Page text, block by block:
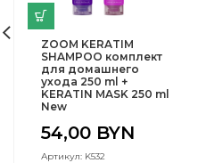
ZOOM KERATIM
SHAMPOO комплект
для домашнего
ухода 250 ml +
KERATIN MASK 250 ml
New
54,00 BYN
Артикул: K532